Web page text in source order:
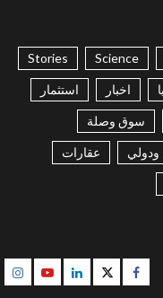
Science
Stories
اخبار استثمار
سوق وصلة
عقارات
Facebook
Twitter
Linkedin
Youtube